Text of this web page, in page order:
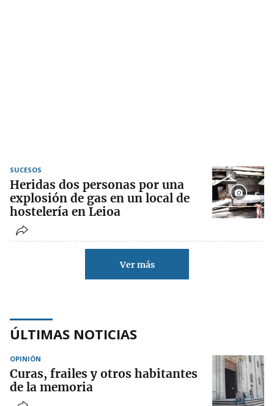
SUCESOS
Heridas dos personas por una
explosión de gas en un local de
hostelería en Leioa
Ver más
ÚLTIMAS NOTICIAS
OPINIÓN
Curas, frailes y otros habitantes
de la memoria